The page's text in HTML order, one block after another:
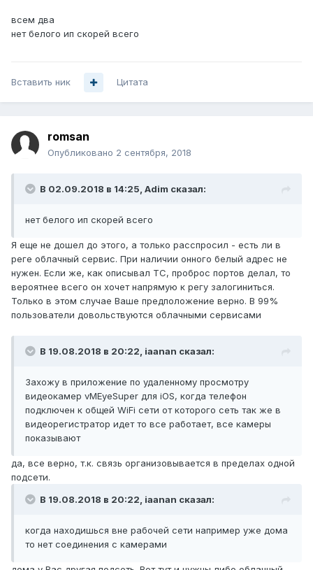
всем два
нет белого ип скорей всего
Вставить ник Цитата
romsan
Опубликовано 2 сентября, 2018
В 02.09.2018 в 14:25, Adim сказал:
нет белого ип скорей всего
Я еще не дошел до этого, а только расспросил - есть ли в
реге облачный сервис. При наличии онного белый адрес не
нужен. Если же, как описывал ТС, проброс портов делал, то
вероятнее всего он хочет напрямую к регу залогиниться.
Только в этом случае Ваше предположение верно. В 99%
пользователи довольствуются облачными сервисами
В 19.08.2018 в 20:22, iaanan сказал:
Захожу в приложение по удаленному просмотру
видеокамер vMEyeSuper для iOS, когда телефон
подключен к общей WiFi сети от которого сеть так же в
видеорегистратор идет то все работает, все камеры
показывают
да, все верно, т.к. связь организовывается в пределах одной
подсети.
В 19.08.2018 в 20:22, iaanan сказал:
когда находишься вне рабочей сети например уже дома
то нет соединения с камерами